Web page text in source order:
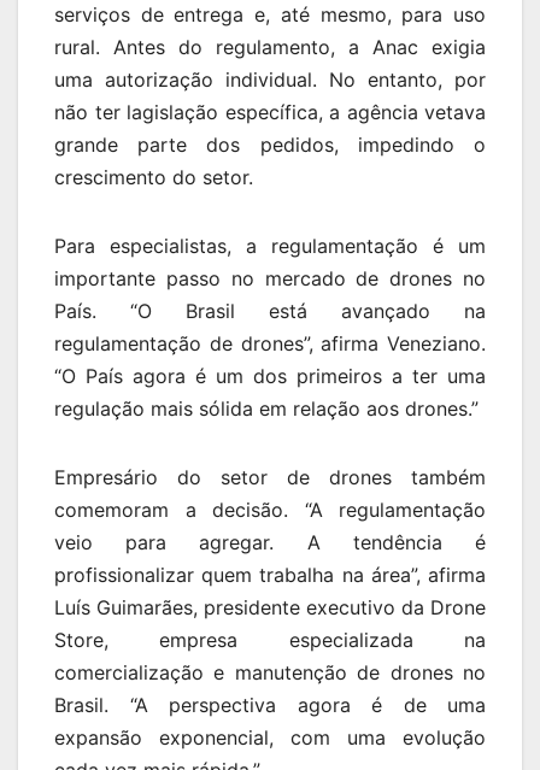
serviços de entrega e, até mesmo, para uso
rural. Antes do regulamento, a Anac exigia
uma autorização individual. No entanto, por
não ter lagislação específica, a agência vetava
grande parte dos pedidos, impedindo o
crescimento do setor.
Para especialistas, a regulamentação é um
importante passo no mercado de drones no
País. “O Brasil está avançado na
regulamentação de drones”, afirma Veneziano.
“O País agora é um dos primeiros a ter uma
regulação mais sólida em relação aos drones.”
Empresário do setor de drones também
comemoram a decisão. “A regulamentação
veio para agregar. A tendência é
profissionalizar quem trabalha na área”, afirma
Luís Guimarães, presidente executivo da Drone
Store, empresa especializada na
comercialização e manutenção de drones no
Brasil. “A perspectiva agora é de uma
expansão exponencial, com uma evolução